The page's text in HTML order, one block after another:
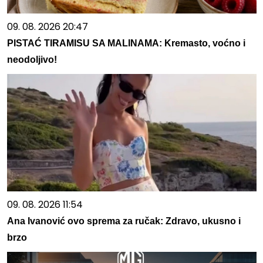
09. 08. 2026 20:47
PISTAĆ TIRAMISU SA MALINAMA: Kremasto, voćno i
neodoljivo!
09. 08. 2026 11:54
Ana Ivanović ovo sprema za ručak: Zdravo, ukusno i
brzo